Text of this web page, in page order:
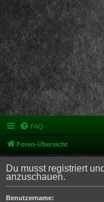
FAQ
Foren-Übersicht
Du musst registriert
anzuschauen.
Benutzername: